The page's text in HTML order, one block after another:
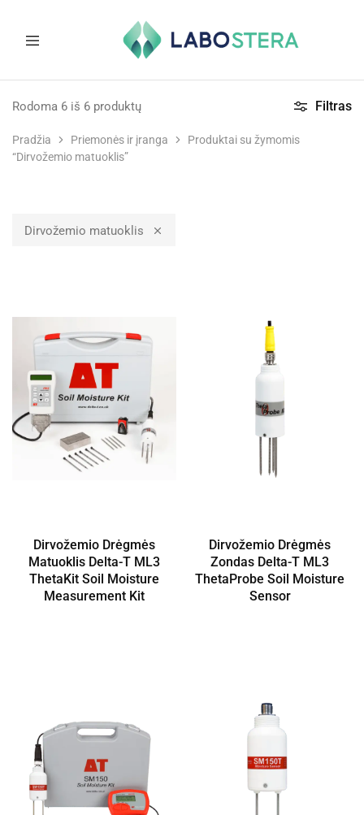
ir
medicininė
Pradžia Priemonės ir įranga
Produktai su žymomis
“Dirvožemio matuoklis”
Filtras
Rodoma 6 iš 6 produktų
Dirvožemio matuoklis
Dirvožemio Drėgmės
Matuoklis Delta-T ML3
ThetaKit Soil Moisture
Measurement Kit
Dirvožemio Drėgmės
Zondas Delta-T ML3
ThetaProbe Soil Moisture
Sensor